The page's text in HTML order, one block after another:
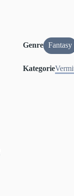
Genre Fantasy
Kategorie